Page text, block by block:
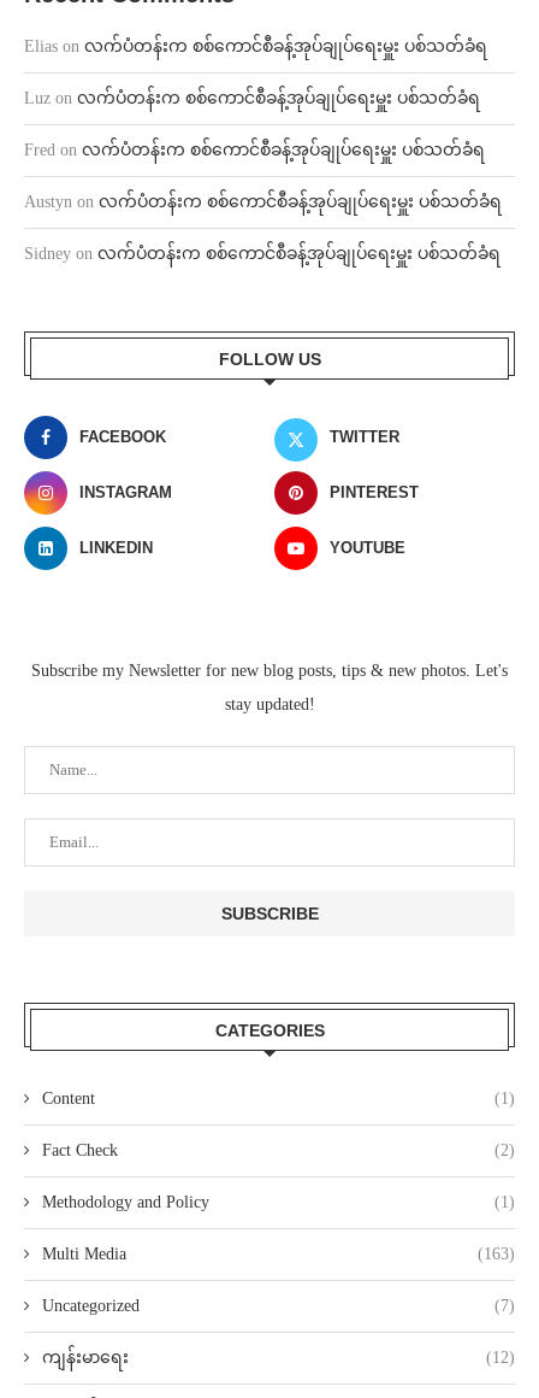
Elias on လက်ပံတန်းက စစ်ကောင်စီခန့်အုပ်ချုပ်ရေးမှူး ပစ်သတ်ခံရ
Luz on လက်ပံတန်းက စစ်ကောင်စီခန့်အုပ်ချုပ်ရေးမှူး ပစ်သတ်ခံရ
Fred on လက်ပံတန်းက စစ်ကောင်စီခန့်အုပ်ချုပ်ရေးမှူး ပစ်သတ်ခံရ
Austyn on လက်ပံတန်းက စစ်ကောင်စီခန့်အုပ်ချုပ်ရေးမှူး ပစ်သတ်ခံရ
Sidney on လက်ပံတန်းက စစ်ကောင်စီခန့်အုပ်ချုပ်ရေးမှူး ပစ်သတ်ခံရ
FOLLOW US
FACEBOOK TWITTER
INSTAGRAM PINTEREST
LINKEDIN YOUTUBE
Subscribe my Newsletter for new blog posts, tips & new photos. Let's
stay updated!
CATEGORIES
Content (1)
Fact Check (2)
Methodology and Policy (1)
Multi Media (163)
Uncategorized (7)
ကျန်းမာရေး (12)